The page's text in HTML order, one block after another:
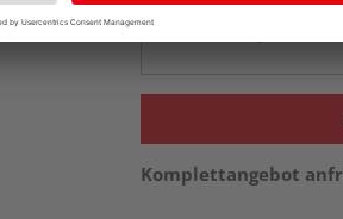
Auf Vorbestellung:
Komplettangebot